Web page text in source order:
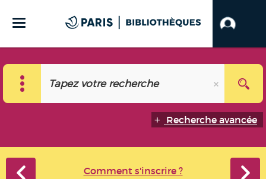
Recherche avancée
Comment s'inscrire ?